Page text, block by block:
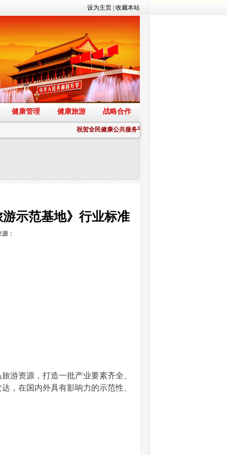
设为主页 收藏本站
健康管理 健康旅游 战略合作
祝贺全民健康公共服务平台正式上线
示范基地》行业标准
：
游资源，打造一批产业要素齐全、
，在国内外具有影响力的示范性、